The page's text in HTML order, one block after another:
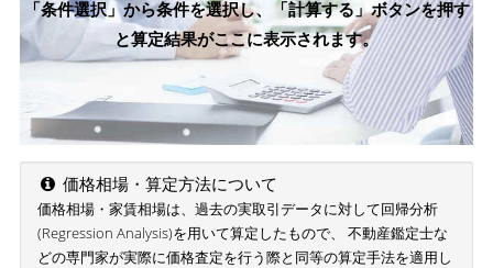
「条件選択」から条件を選択し、「計算する」ボタンを押す
と算定結果がここに表示されます。
価格相場・算定方法について
価格相場・家賃相場は、過去の実取引データに対して回帰分析
(Regression Analysis)を用いて算定したもので、 不動産鑑定士な
どの専門家が実際に価格査定を行う際と同等の算定手法を適用し